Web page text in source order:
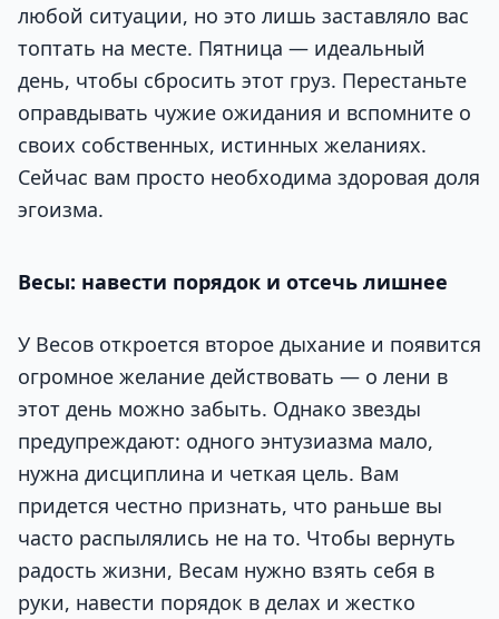
любой ситуации, но это лишь заставляло вас
топтать на месте. Пятница — идеальный
день, чтобы сбросить этот груз. Перестаньте
оправдывать чужие ожидания и вспомните о
своих собственных, истинных желаниях.
Сейчас вам просто необходима здоровая доля
эгоизма.
Весы: навести порядок и отсечь лишнее
У Весов откроется второе дыхание и появится
огромное желание действовать — о лени в
этот день можно забыть. Однако звезды
предупреждают: одного энтузиазма мало,
нужна дисциплина и четкая цель. Вам
придется честно признать, что раньше вы
часто распылялись не на то. Чтобы вернуть
радость жизни, Весам нужно взять себя в
руки, навести порядок в делах и жестко